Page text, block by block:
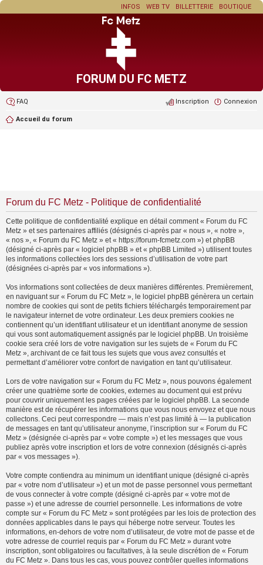
BOUTIQUE
BILLETTERIE
WEB TV
INFOS
FORUM DU FC METZ
FAQ Connexion
Inscription
Accueil du forum
Forum du FC Metz - Politique de confidentialité
Cette politique de confidentialité explique en détail comment « Forum du FC
Metz » et ses partenaires affiliés (désignés ci-après par « nous », « notre »,
« nos », « Forum du FC Metz » et « https://forum-fcmetz.com ») et phpBB
(désigné ci-après par « logiciel phpBB » et « phpBB Limited ») utilisent toutes
les informations collectées lors des sessions d’utilisation de votre part
(désignées ci-après par « vos informations »).
Vos informations sont collectées de deux manières différentes. Premièrement,
en naviguant sur « Forum du FC Metz », le logiciel phpBB génèrera un certain
nombre de cookies qui sont de petits fichiers téléchargés temporairement par
le navigateur internet de votre ordinateur. Les deux premiers cookies ne
contiennent qu’un identifiant utilisateur et un identifiant anonyme de session
qui vous sont automatiquement assignés par le logiciel phpBB. Un troisième
cookie sera créé lors de votre navigation sur les sujets de « Forum du FC
Metz », archivant de ce fait tous les sujets que vous avez consultés et
permettant d’améliorer votre confort de navigation en tant qu’utilisateur.
Lors de votre navigation sur « Forum du FC Metz », nous pouvons également
créer une quatrième sorte de cookies, externes au document qui est prévu
pour couvrir uniquement les pages créées par le logiciel phpBB. La seconde
manière est de récupérer les informations que vous nous envoyez et que nous
collectons. Ceci peut correspondre — mais n’est pas limité à — la publication
de messages en tant qu’utilisateur anonyme, l’inscription sur « Forum du FC
Metz » (désignée ci-après par « votre compte ») et les messages que vous
publiez après votre inscription et lors de votre connexion (désignés ci-après
par « vos messages »).
Votre compte contiendra au minimum un identifiant unique (désigné ci-après
par « votre nom d’utilisateur ») et un mot de passe personnel vous permettant
de vous connecter à votre compte (désigné ci-après par « votre mot de
passe ») et une adresse de courriel personnelle. Les informations de votre
compte sur « Forum du FC Metz » sont protégées par les lois de protection des
données applicables dans le pays qui héberge notre serveur. Toutes les
informations, en-dehors de votre nom d’utilisateur, de votre mot de passe et de
votre adresse de courriel requis par « Forum du FC Metz » durant votre
inscription, sont obligatoires ou facultatives, à la seule discrétion de « Forum
du FC Metz ». Dans tous les cas, vous pouvez contrôler quelles informations